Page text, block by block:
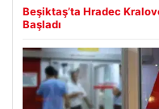
Beşiktaş’ta Hradec
Başladı